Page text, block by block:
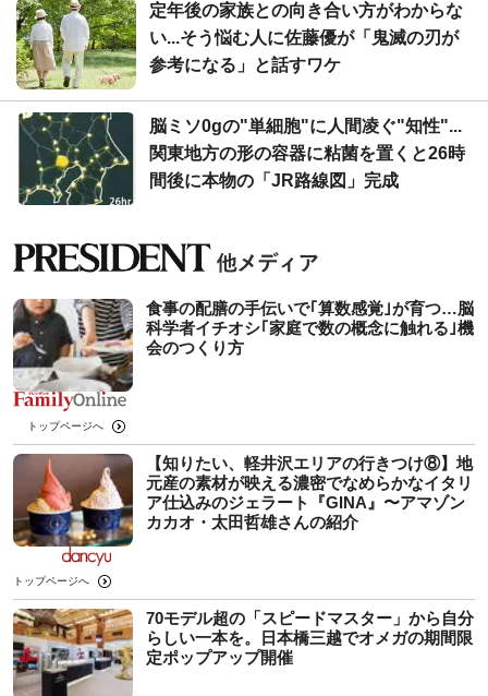
定年後の家族との向き合い方がわからな
い...そう悩む人に佐藤優が「鬼滅の刃が
参考になる」と話すワケ
脳ミソ0gの"単細胞"に人間凌ぐ"知性"...
関東地方の形の容器に粘菌を置くと26時
間後に本物の「JR路線図」完成
食事の配膳の手伝いで｢算数感覚｣が育つ…脳
科学者イチオシ｢家庭で数の概念に触れる｣機
会のつくり方
トップページへ
【知りたい、軽井沢エリアの行きつけ⑧】地
元産の素材が映える濃密でなめらかなイタリ
ア仕込みのジェラート『GINA』〜アマゾン
カカオ・太田哲雄さんの紹介
トップページへ
70モデル超の「スピードマスター」から自分
らしい一本を。日本橋三越でオメガの期間限
定ポップアップ開催